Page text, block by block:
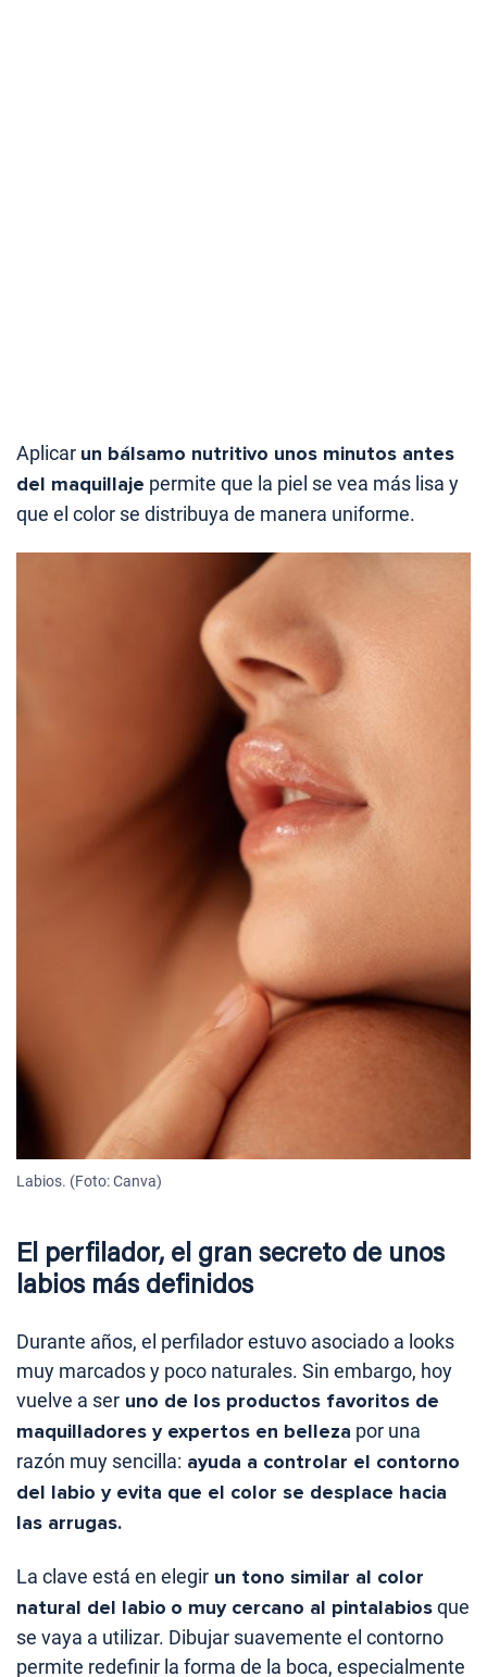
Aplicar un bálsamo nutritivo unos minutos antes
del maquillaje permite que la piel se vea más lisa y
que el color se distribuya de manera uniforme.
Labios. (Foto: Canva)
El perfilador, el gran secreto de unos
labios más definidos
Durante años, el perfilador estuvo asociado a looks
muy marcados y poco naturales. Sin embargo, hoy
vuelve a ser uno de los productos favoritos de
maquilladores y expertos en belleza por una
razón muy sencilla: ayuda a controlar el contorno
del labio y evita que el color se desplace hacia
las arrugas.
La clave está en elegir un tono similar al color
natural del labio o muy cercano al pintalabiosque
se vaya a utilizar. Dibujar suavemente el contorno
permite redefinir la forma de la boca, especialmente